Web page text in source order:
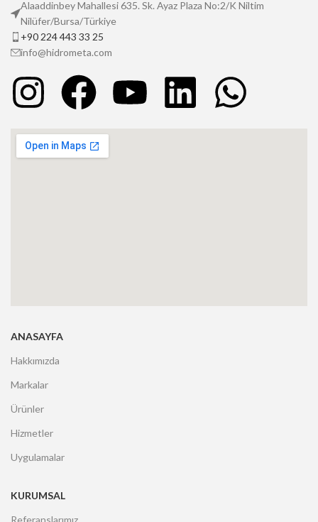
Alaaddinbey Mahallesi 635. Sk. Ayaz Plaza No:2/K Niltim
Nilüfer/Bursa/Türkiye
+90 224 443 33 25
info@hidrometa.com
ANASAYFA
Hakkımızda
Markalar
Ürünler
Hizmetler
Uygulamalar
KURUMSAL
Referanslarımız